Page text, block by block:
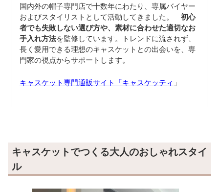
国内外の帽子専門店で十数年にわたり、専属バイヤー
およびスタイリストとして活動してきました。
初心
者でも失敗しない選び方や、素材に合わせた適切なお
手入れ方法を監修しています。トレンドに流されず、
長く愛用できる理想のキャスケットとの出会いを、専
門家の視点からサポートします。
キャスケット専門通販サイト「キャスケッティ 」
キャスケットでつくる大人のおしゃれスタイ
ル